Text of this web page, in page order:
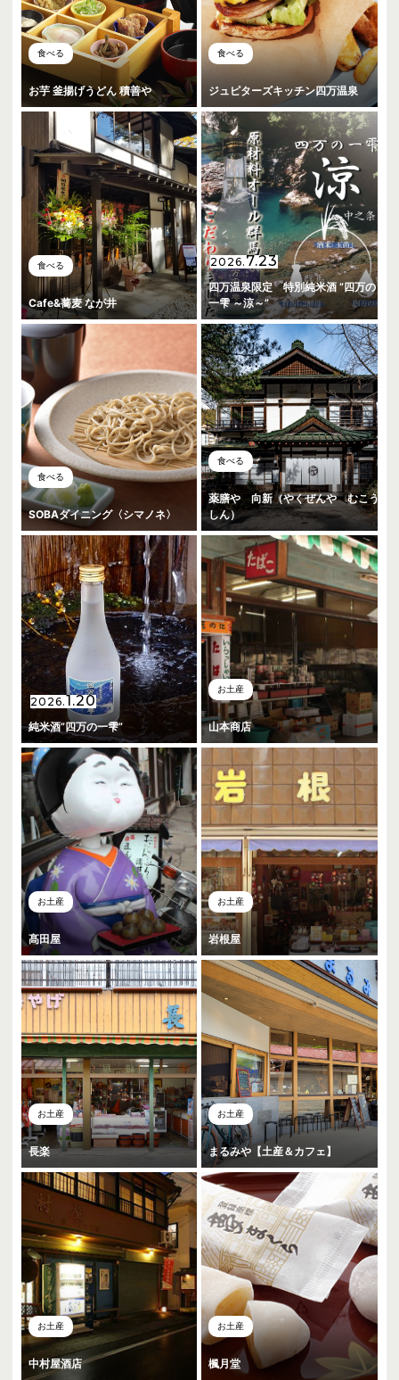
食べる
お芋 釜揚げうどん 積善や
食べる
ジュピターズキッチン四万温泉
食べる
Cafe&蕎麦 なが井
2026.7.23
四万温泉限定 特別純米酒 ”四万の
一雫 ～涼～”
食べる
SOBAダイニング〈シマノネ〉
食べる
薬膳や 向新（やくぜんや むこう
しん）
2026.1.20
純米酒”四万の一雫”
お土産
山本商店
お土産
髙田屋
お土産
岩根屋
お土産
長楽
お土産
まるみや【土産＆カフェ】
お土産
中村屋酒店
お土産
楓月堂